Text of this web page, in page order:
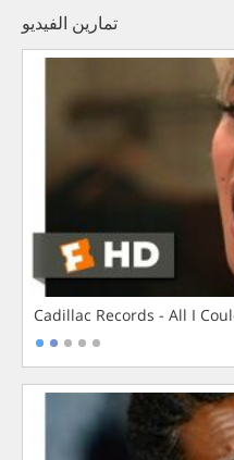
تمارين الفيديو
Cadillac Records - All I